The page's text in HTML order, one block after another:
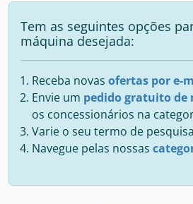
Tem as seguintes opções
máquina desejada:
Receba novas ofertas por e-
Envie um pedido gratuito de
os concessionários na
Varie o seu termo de pesquisa
Navegue pelas nossas